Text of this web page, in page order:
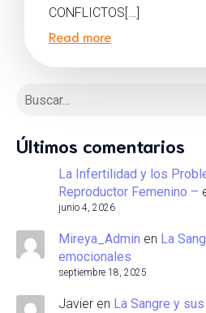
CONFLICTOS[…]
Read more
Últimos comentarios
La Infertilidad y los
Reproductor Femenino –
junio 4, 2026
Mireya_Admin en La
emocionales
septiembre 18, 2025
Javier en La Sangre y